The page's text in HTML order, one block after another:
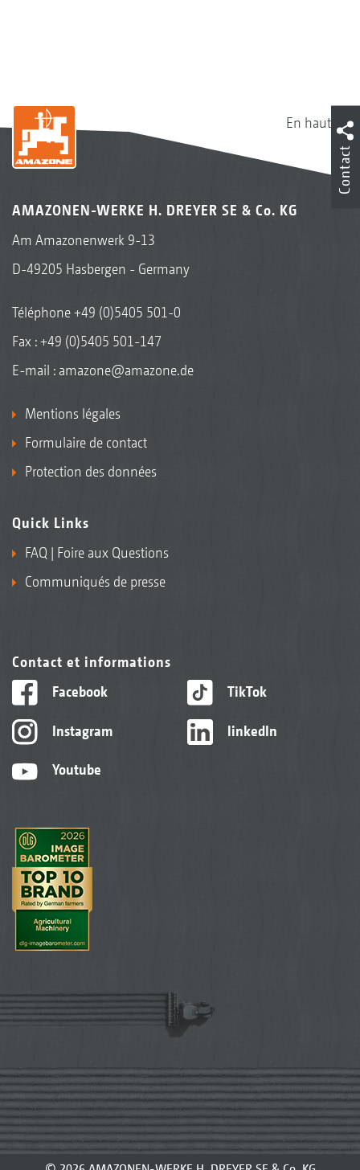
En haut
AMAZONEN-WERKE H. DREYER SE & Co. KG
Am Amazonenwerk 9-13
D-49205 Hasbergen - Germany
Téléphone+49 (0)5405 501-0
Fax : +49 (0)5405 501-147
E-mail : amazone@amazone.de
Mentions légales
Formulaire de contact
Protection des données
Quick Links
FAQ | Foire aux Questions
Communiqués de presse
Contact et informations
Facebook
Instagram
Youtube
TikTok
linkedIn
Contact